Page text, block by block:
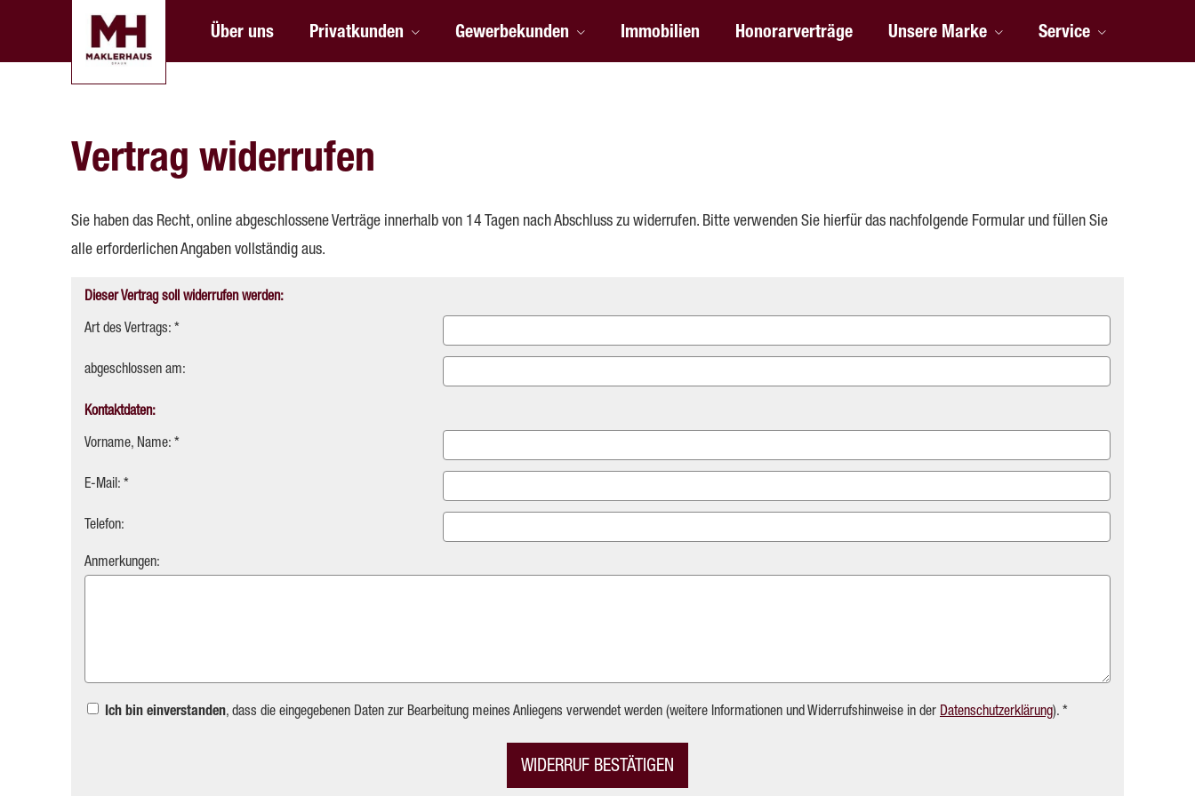
Über uns Privatkunden Gewerbekunden Immobilien Honorarverträge Unsere Marke Service
Vertrag widerrufen
Sie haben das Recht, online abgeschlossene Verträge innerhalb von 14 Tagen nach Abschluss zu widerrufen. Bitte verwenden Sie hierfür das nachfolgende Formular und füllen Sie
alle erforderlichen Angaben vollständig aus.
Dieser Vertrag soll widerrufen werden:
Art des Vertrags: *
abgeschlossen am:
Kontaktdaten:
Vorname, Name: *
E-Mail: *
Telefon:
Anmerkungen:
Ich bin einverstanden, dass die eingegebenen Daten zur Bearbeitung meines Anliegens verwendet werden (weitere Informationen und Widerrufshinweise in der Datenschutzerklärung). *
WIDERRUF BESTÄTIGEN